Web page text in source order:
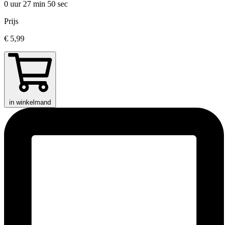
0 uur 27 min 50 sec
Prijs
€ 5,99
in winkelmand